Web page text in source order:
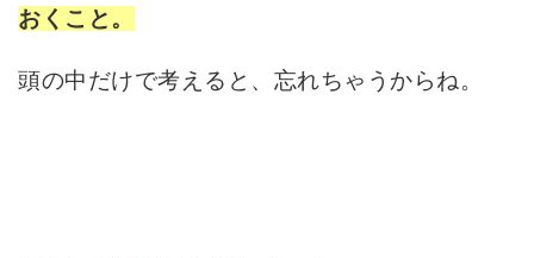
おくこと。
頭の中だけで考えると、忘れちゃうからね。